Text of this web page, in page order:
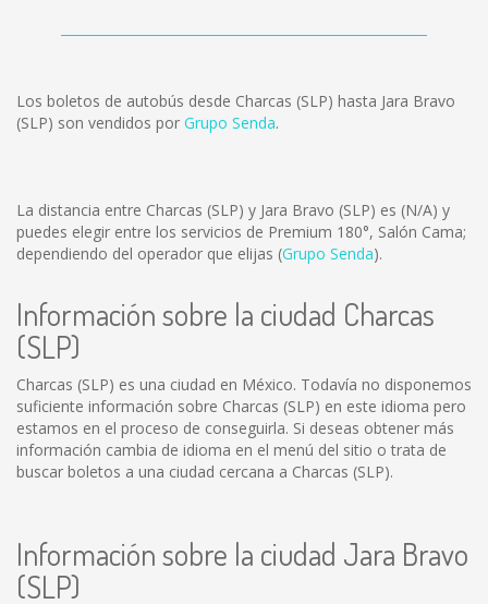
Los boletos de autobús desde Charcas (SLP) hasta Jara Bravo
(SLP) son vendidos por Grupo Senda.
La distancia entre Charcas (SLP) y Jara Bravo (SLP) es (N/A) y
puedes elegir entre los servicios de Premium 180°, Salón Cama;
dependiendo del operador que elijas (Grupo Senda).
Información sobre la ciudad Charcas
(SLP)
Charcas (SLP) es una ciudad en México. Todavía no disponemos
suficiente información sobre Charcas (SLP) en este idioma pero
estamos en el proceso de conseguirla. Si deseas obtener más
información cambia de idioma en el menú del sitio o trata de
buscar boletos a una ciudad cercana a Charcas (SLP).
Información sobre la ciudad Jara Bravo
(SLP)